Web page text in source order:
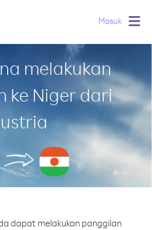
Masuk
melakukan
ke Niger dari
dapat melakukan panggilan